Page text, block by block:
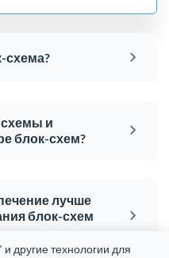
другие технологии для
схема?
и
блок-схем?
лучше
блок-схем